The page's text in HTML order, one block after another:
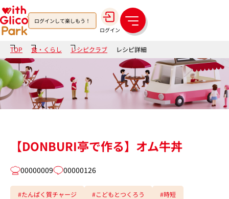
ログインして楽しもう！
ログイン
メ
ニ
ュ
ー
TOP 食・くらし レシピクラブ レシピ詳細
【DONBURI亭で作る】オム牛丼
00000009 00000126
#たんぱく質チャージ #こどもとつくろう
#時短